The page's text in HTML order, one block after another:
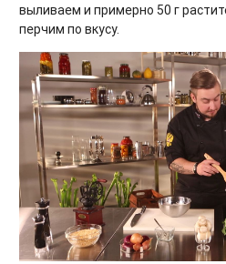
выливаем и примерно 50 г
перчим по вкусу.